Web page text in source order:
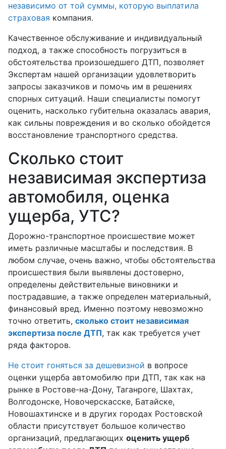
независимо от той суммы, которую выплатила
страховая компания.
Качественное обслуживание и индивидуальный
подход, а также способность погрузиться в
обстоятельства произошедшего ДТП, позволяет
Экспертам нашей организации удовлетворить
запросы заказчиков и помочь им в решениях
спорных ситуаций. Наши специалисты помогут
оценить, насколько губительна оказалась авария,
как сильны повреждения и во сколько обойдется
восстановление транспортного средства.
Сколько стоит
независимая экспертиза
автомобиля, оценка
ущерба, УТС?
Дорожно-транспортное происшествие может
иметь различные масштабы и последствия. В
любом случае, очень важно, чтобы обстоятельства
происшествия были выявлены достоверно,
определены действительные виновники и
пострадавшие, а также определен материальный,
финансовый вред. Именно поэтому невозможно
точно ответить, сколько стоит независимая
экспертиза после ДТП, так как требуется учет
ряда факторов.
Не стоит гоняться за дешевизной в вопросе
оценки ущерба автомобилю при ДТП, так как на
рынке в Ростове-на-Дону, Таганроге, Шахтах,
Волгодонске, Новочерскасске, Батайске,
Новошахтинске и в других городах Ростовской
области присутствует большое количество
организаций, предлагающих оценить ущерб